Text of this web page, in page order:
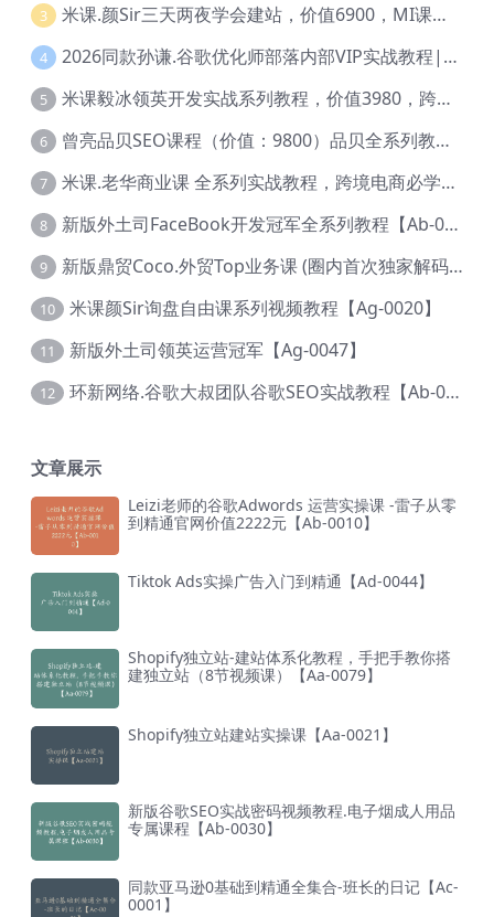
3 米课.颜Sir三天两夜学会建站，价值6900，MI课甄选课程 【Ag-0055】
4 2026同款孙谦.谷歌优化师部落内部VIP实战教程|价值4999元全网独家解码（官方报名版本）【@034】
5 米课毅冰领英开发实战系列教程，价值3980，跨境必选【Ag-0049】
6 曾亮品贝SEO课程（价值：9800）品贝全系列教程 【Ab-0022】
7 米课.老华商业课 全系列实战教程，跨境电商必学，价值16900元【Ag-0053】
8 新版外土司FaceBook开发冠军全系列教程【Ab-0021】
9 新版鼎贸Coco.外贸Top业务课 (圈内首次独家解码|460节课)【Ag-0091】
10 米课颜Sir询盘自由课系列视频教程【Ag-0020】
11 新版外土司领英运营冠军【Ag-0047】
12 环新网络.谷歌大叔团队谷歌SEO实战教程【Ab-0024】
文章展示
Leizi老师的谷歌Adwords 运营实操课 -雷子从零
到精通官网价值2222元【Ab-0010】
Tiktok Ads实操广告入门到精通【Ad-0044】
Shopify独立站-建站体系化教程，手把手教你搭
建独立站（8节视频课）【Aa-0079】
Shopify独立站建站实操课【Aa-0021】
新版谷歌SEO实战密码视频教程.电子烟成人用品
专属课程【Ab-0030】
同款亚马逊0基础到精通全集合-班长的日记【Ac-
0001】